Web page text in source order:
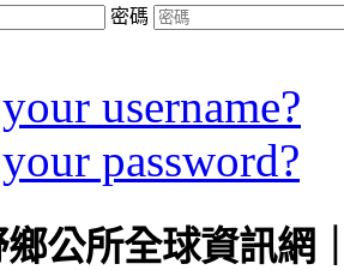
密碼
username?
password?
公所全球資訊網